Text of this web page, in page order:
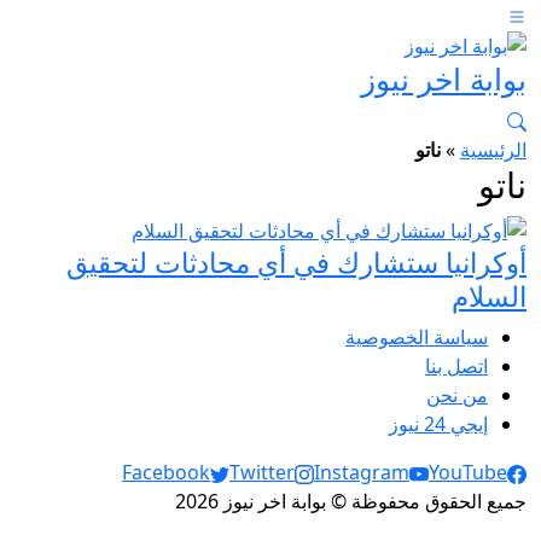
بوابة اخر نيوز
الرئيسية »ناتو
ناتو
أوكرانيا ستشارك في أي محادثات لتحقيق
السلام
سياسة الخصوصية
اتصل بنا
من نحن
إيجي 24 نيوز
Social Links
Facebook Twitter Instagram
YouTube
جميع الحقوق محفوظة © بوابة اخر نيوز 2026